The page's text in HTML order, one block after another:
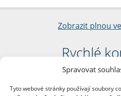
Spravovat
Tyto webové stránky používají soubory
Zobrazit plnou
Rychlé
Filozofická
nám. Jana